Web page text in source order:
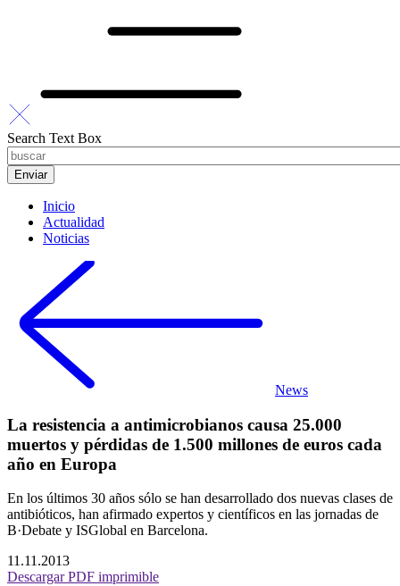
Search Text Box
Inicio
Actualidad
Noticias
News
La resistencia a antimicrobianos causa 25.000
muertos y pérdidas de 1.500 millones de euros cada
año en Europa
En los últimos 30 años sólo se han desarrollado dos nuevas clases de
antibióticos, han afirmado expertos y científicos en las jornadas de
B·Debate y ISGlobal en Barcelona.
11.11.2013
Descargar PDF imprimible